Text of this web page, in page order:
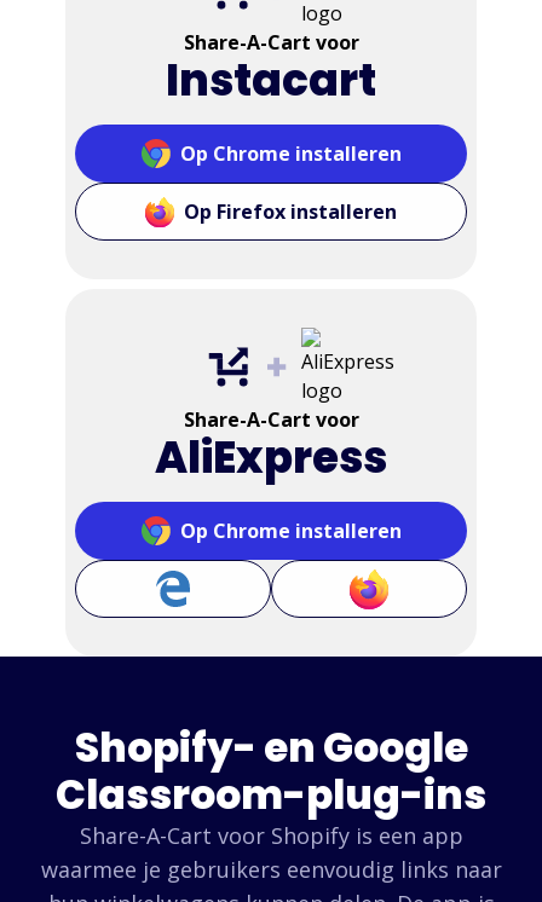
Share-A-Cart voor
Instacart
Op Chrome installeren
Op Firefox installeren
Share-A-Cart voor
AliExpress
Op Chrome installeren
Shopify- en Google
Classroom-plug-ins
Share-A-Cart voor Shopify is een app
waarmee je gebruikers eenvoudig links naar